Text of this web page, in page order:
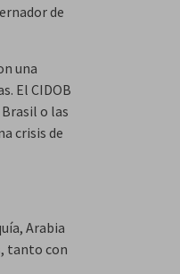
de
una
El CIDOB
o las
crisis de
Arabia
tanto con